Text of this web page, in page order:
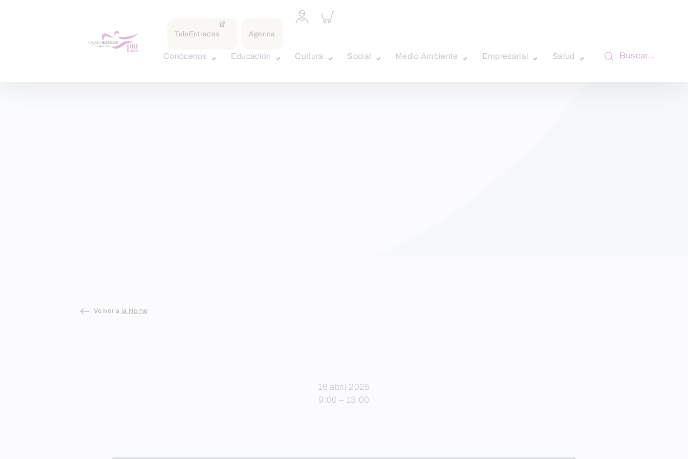
TeleEntradas Agenda
Acceder
a
Inspeccionar
carrito
Conócenos Educación Cultura Social Medio Ambiente Empresarial Salud Buscar…
Volver a la Home
16 abril 2025
9:00 – 13:00